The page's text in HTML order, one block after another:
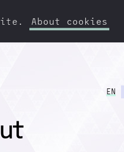
About cookies
EN
ut